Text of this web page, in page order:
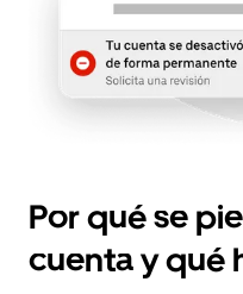
Por qué se
cuenta y qué